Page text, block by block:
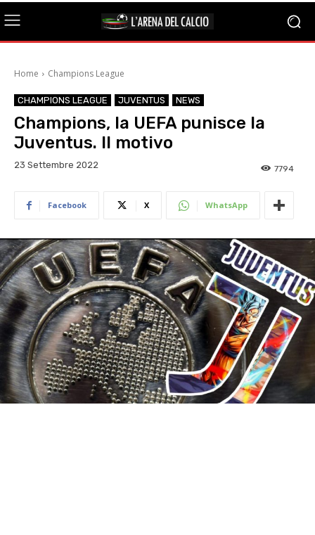
Home Champions League
CHAMPIONS LEAGUE JUVENTUS NEWS
Champions, la UEFA punisce la
Juventus. Il motivo
23 Settembre 2022 7794
Facebook X WhatsApp